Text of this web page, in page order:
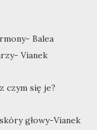
Balea
Vianek
czym się je?
głowy-Vianek